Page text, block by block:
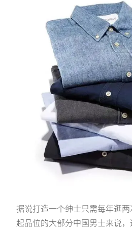
据说打造一个绅士只需每年逛
起品位的大部分中国男士来说